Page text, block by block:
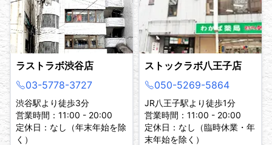
ラストラボ渋谷店
03-5778-3727
渋谷駅より徒歩3分
営業時間：11:00 - 20:00
定休日：なし（年末年始を除
く）
ストックラボ八王子店
050-5269-5864
JR八王子駅より徒歩1分
営業時間：11:00 - 20:00
定休日：なし（臨時休業・年
末年始を除く）